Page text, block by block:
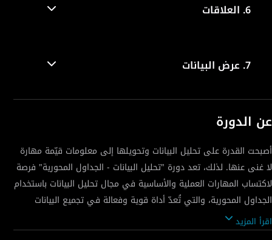
6. العلاقات
7. عرض البيانات
عن الدورة
أصبحت القدرة على تحليل البيانات وتحويلها إلى معلومات قيّمة مهارة
لا غنى عنها. لذلك، تعد دورة "تحليل البيانات - الجداول المحورية" فرصة
لاكتساب المهارات العملية والأساسية في مجال تحليل البيانات باستخدام
الجداول المحورية، والتي تُعدّ أداة قوية وفعالة في تجميع البيانات
اقرأ المزيد